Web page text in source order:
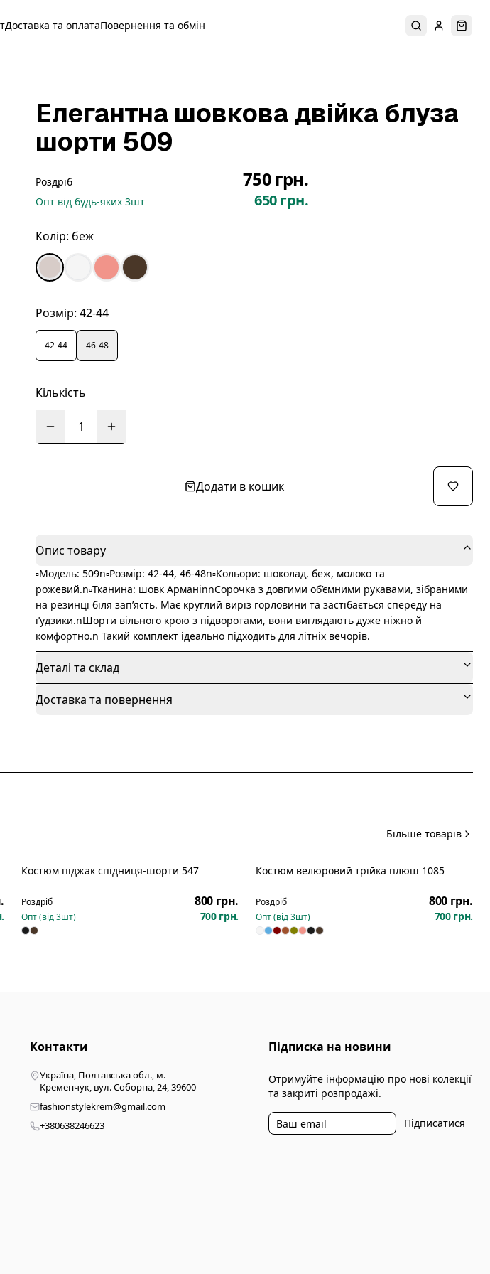
Доставка та оплатаПовернення та обмін ПошукУвійти
Елегантна шовкова двійка блуза
шорти 509
Роздріб 750 грн.
Опт від будь-яких 3шт 650 грн.
Колір: беж
Розмір: 42-44
42-44 46-48
Кількість
1
Додати в кошик
Опис товару
▫️Модель: 509n▫️Розмір: 42-44, 46-48n▫️Кольори: шоколад, беж, молоко та
рожевий.n▫️Тканина: шовк АрманіnnСорочка з довгими об’ємними рукавами, зібраними
на резинці біля зап’ясть. Має круглий виріз горловини та застібається спереду на
ґудзики.nШорти вільного крою з підворотами, вони виглядають дуже ніжно й
комфортно.n Такий комплект ідеально підходить для літніх вечорів.
Деталі та склад
Доставка та повернення
Більше товарів
Костюм піджак спідниця-шорти 547
Роздріб 800 грн.
Опт (від3шт) 700 грн.
Костюм велюровий трійка плюш 1085
Роздріб 800 грн.
Опт (від3шт) 700 грн.
Контакти
Україна, Полтавська обл., м.
Кременчук, вул. Соборна, 24, 39600
fashionstylekrem@gmail.com
+380638246623
Підписка на новини
Отримуйте інформацію про нові колекції
та закриті розпродажі.
Підписатися